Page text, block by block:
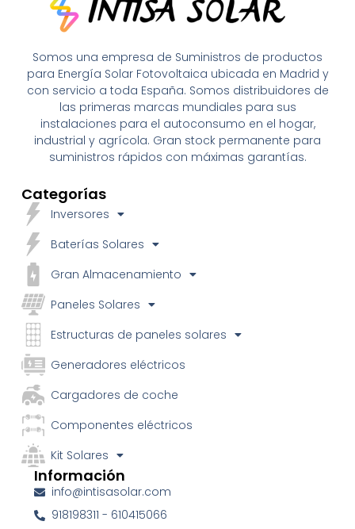
Somos una empresa de Suministros de productos
para Energía Solar Fotovoltaica ubicada en Madrid y
con servicio a toda España. Somos distribuidores de
las primeras marcas mundiales para sus
instalaciones para el autoconsumo en el hogar,
industrial y agrícola. Gran stock permanente para
suministros rápidos con máximas garantías.
Categorías
Inversores
Baterías Solares
Gran Almacenamiento
Paneles Solares
Estructuras de paneles solares
Generadores eléctricos
Cargadores de coche
Componentes eléctricos
Kit Solares
Información
info@intisasolar.com
918198311 - 610415066